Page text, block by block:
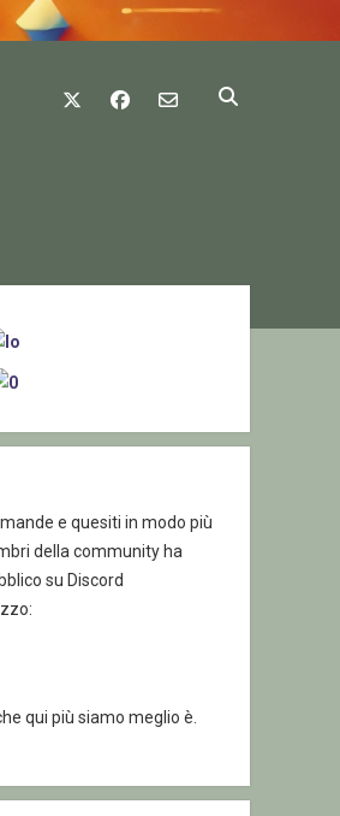
twitter facebook
email-form
e quesiti in modo più
della community ha
su Discord
qui più siamo meglio è.